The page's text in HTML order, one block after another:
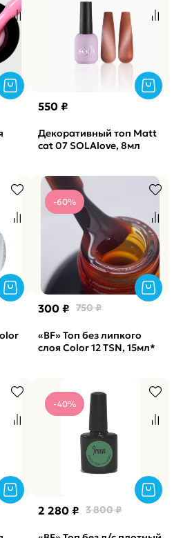
550 ₽
Декоративный топ Matt
cat 07 SOLAlove, 8мл
-60%
300 ₽ 750 ₽
«BF» Топ без липкого
слоя Color 12 TSN, 15мл*
-40%
2 280 ₽ 3 800 ₽